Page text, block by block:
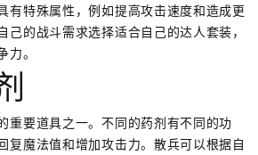
有特殊属性，例如提高攻击速度和造成更
己的战斗需求选择适合自己的达人套装，
。
重要道具之一。不同的药剂有不同的功
复魔法值和增加攻击力。散兵可以根据自